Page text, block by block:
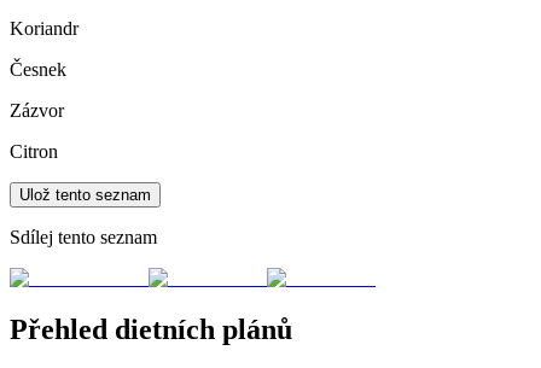
Koriandr
Česnek
Zázvor
Citron
Ulož tento seznam
Sdílej tento seznam
Přehled dietních plánů